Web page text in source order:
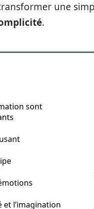
une
.
sont
l’imagination